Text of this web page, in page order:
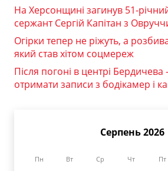
На Херсонщині загинув 51-
сержант Сергій Капітан з
Огірки тепер не ріжуть, а
який став хітом соцмереж
Після погоні в центрі
отримати записи з бодікамер і
Серпень 2026
Пн Вт Ср Чт Пт